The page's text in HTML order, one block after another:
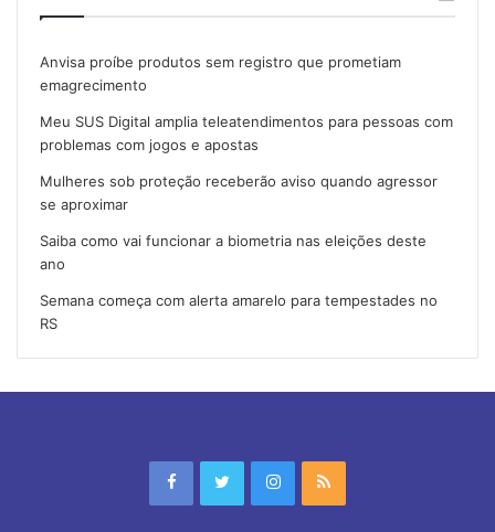
Anvisa proíbe produtos sem registro que prometiam
emagrecimento
Meu SUS Digital amplia teleatendimentos para pessoas com
problemas com jogos e apostas
Mulheres sob proteção receberão aviso quando agressor
se aproximar
Saiba como vai funcionar a biometria nas eleições deste
ano
Semana começa com alerta amarelo para tempestades no
RS